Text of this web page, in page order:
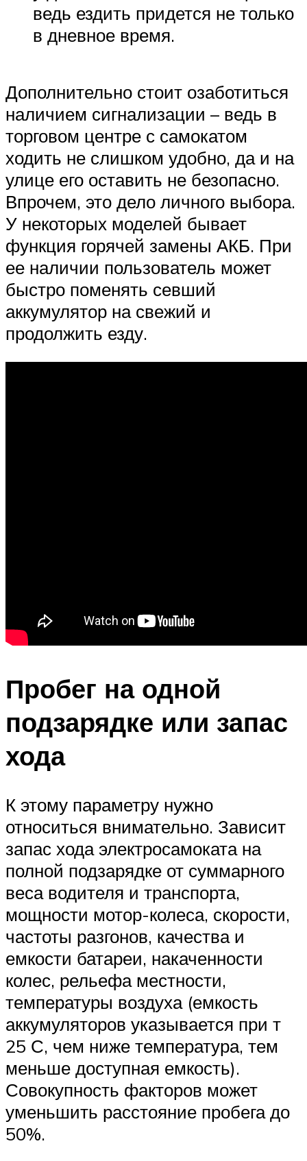
ведь ездить придется не только
в дневное время.
Дополнительно стоит озаботиться
наличием сигнализации – ведь в
торговом центре с самокатом
ходить не слишком удобно, да и на
улице его оставить не безопасно.
Впрочем, это дело личного выбора.
У некоторых моделей бывает
функция горячей замены АКБ. При
ее наличии пользователь может
быстро поменять севший
аккумулятор на свежий и
продолжить езду.
Пробег на одной
подзарядке или запас
хода
К этому параметру нужно
относиться внимательно. Зависит
запас хода электросамоката на
полной подзарядке от суммарного
веса водителя и транспорта,
мощности мотор-колеса, скорости,
частоты разгонов, качества и
емкости батареи, накаченности
колес, рельефа местности,
температуры воздуха (емкость
аккумуляторов указывается при т
25 С, чем ниже температура, тем
меньше доступная емкость).
Совокупность факторов может
уменьшить расстояние пробега до
50%.